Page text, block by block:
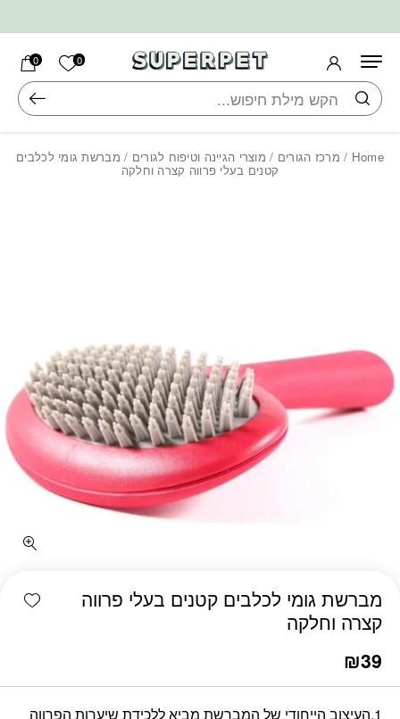
0 הרשימה
0
חיפוש
Home
/ מרכז הגורים / מוצרי הגיינה וטיפוח לגורים / מברשת גומי לכלבים
קטנים בעלי פרווה קצרה וחלקה
מברשת גומי לכלבים קטנים בעלי פרווה
קצרה וחלקה
₪39
1.העיצוב הייחודי של המברשת מביא ללכידת שיערות הפרווה